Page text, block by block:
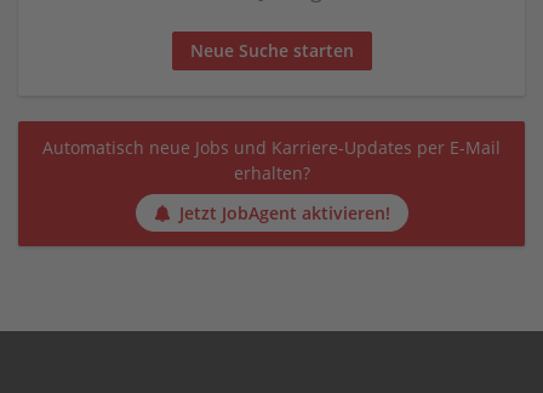
Neue Suche starten
Automatisch neue Jobs und Karriere-Updates per E-Mail
erhalten?
Jetzt JobAgent aktivieren!